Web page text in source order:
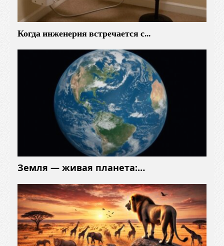
Когда инженерия встречается с…
Земля — живая планета:…